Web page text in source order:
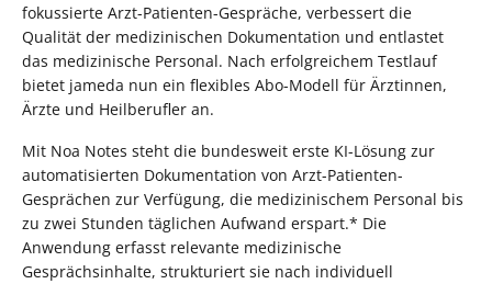
fokussierte Arzt-Patienten-Gespräche, verbessert die
Qualität der medizinischen Dokumentation und entlastet
das medizinische Personal. Nach erfolgreichem Testlauf
bietet jameda nun ein flexibles Abo-Modell für Ärztinnen,
Ärzte und Heilberufler an.
Mit Noa Notes steht die bundesweit erste KI-Lösung zur
automatisierten Dokumentation von Arzt-Patienten-
Gesprächen zur Verfügung, die medizinischem Personal bis
zu zwei Stunden täglichen Aufwand erspart.* Die
Anwendung erfasst relevante medizinische
Gesprächsinhalte, strukturiert sie nach individuell